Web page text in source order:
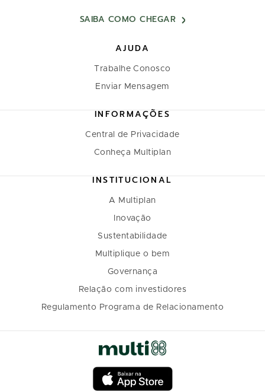
SAIBA COMO CHEGAR
AJUDA
Trabalhe Conosco
Enviar Mensagem
INFORMAÇÕES
Central de Privacidade
Conheça Multiplan
INSTITUCIONAL
A Multiplan
Inovação
Sustentabilidade
Multiplique o bem
Governança
Relação com investidores
Regulamento Programa de Relacionamento